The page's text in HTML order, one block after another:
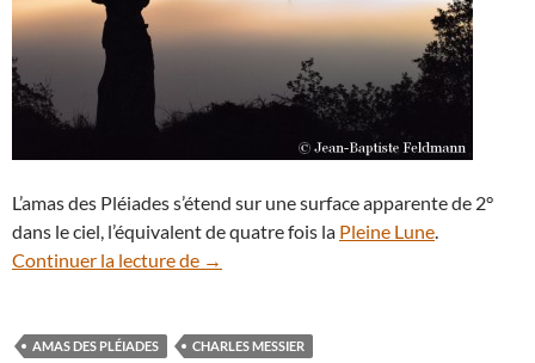
L’amas des Pléiades s’étend sur une surface apparente de 2°
dans le ciel, l’équivalent de quatre fois la Pleine Lune
Continuer la lecture de
L’amas des Pléiades s’élève au-dessus
→
AMAS DES PLÉIADES
CHARLES MESSIER